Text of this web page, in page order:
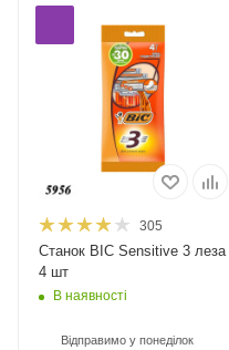
305
Станок BIC Sensitive 3 леза
4 шт
В наявності
Відправимо у понеділок